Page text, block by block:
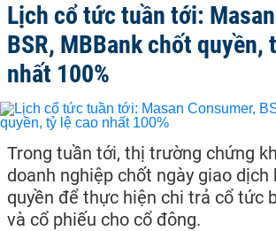
Lịch cổ tức tuần tới:
BSR, MBBank chốt quyền,
nhất 100%
Trong tuần tới, thị trường chứng
doanh nghiệp chốt ngày giao dịch
quyền để thực hiện chi trả cổ tức
và cổ phiếu cho cổ đông.